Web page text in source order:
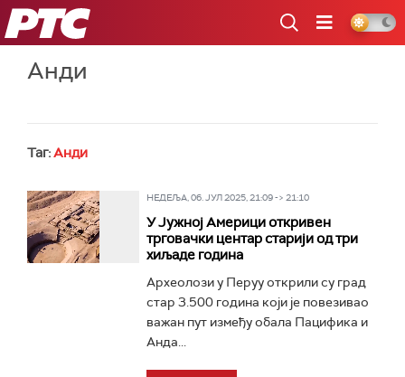
РТС
Анди
Таг:Анди
НЕДЕЉА, 06. ЈУЛ 2025, 21:09 -> 21:10
У Јужној Америци откривен
трговачки центар старији од три
хиљаде година
Археолози у Перуу открили су град
стар 3.500 година који је повезивао
важан пут између обала Пацифика и
Анда...